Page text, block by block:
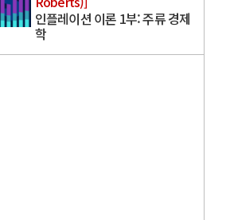
인플레이션 이론 1부: 주류 경제
학